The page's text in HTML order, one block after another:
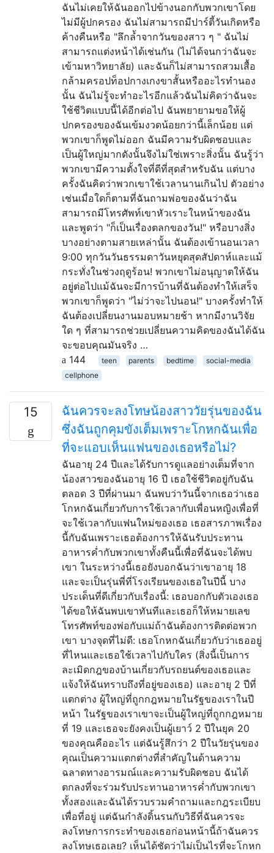
ฉันไม่เคยให้ฉันออกไปข้างนอกกับพวกเขาโดย
ไม่มีผู้ปกครอง ฉันไม่สามารถมีปาร์ตี้วันเกิดหรือ
ค้างคืนหรือ "ลึกล้ำจากวันของสาว ๆ " ฉันไม่
สามารถแต่งหน้าได้เช่นกัน (ไม่ได้จนกว่าฉันจะ
เข้ามหาวิทยาลัย) และฉันก็ไม่สามารถสวมเสื้อ
กล้ามครอปท็อปกางเกงขาสั้นหรืออะไรทำนอง
นั้น ฉันไม่รู้จะทำอะไรอีกแล้วฉันไม่คิดว่าฉันจะ
ใช้ชีวิตแบบนี้ได้อีกต่อไป ฉันพยายามขอให้ผู้
ปกครองของฉันเข้มงวดน้อยกว่านี้เล็กน้อย แต่
พวกเขาก็พูดไม่ออก ฉันมีความรับผิดชอบและ
เป็นผู้ใหญ่มากดังนั้นจึงไม่ใช่เพราะสิ่งนั้น ฉันรู้ว่า
พวกเขามีความตั้งใจที่ดีที่สุดสำหรับฉัน แต่บาง
ครั้งฉันคิดว่าพวกเขาใช้เวลานานเกินไป ตัวอย่าง
เช่นเมื่อใดก็ตามที่ฉันถามพ่อของฉันว่าฉัน
สามารถมีโทรศัพท์เขาหัวเราะในหน้าของฉัน
และพูดว่า "ก็เป็นเรื่องตลกของวัน!" หรือบางสิ่ง
บางอย่างตามสายเหล่านั้น ฉันต้องเข้านอนเวลา
9:00 ทุกวันวันธรรมดาวันหยุดสุดสัปดาห์และแม้
กระทั่งในช่วงฤดูร้อน! พวกเขาไม่อนุญาตให้ฉัน
อยู่ต่อไปแม้ฉันจะมีการบ้านที่ฉันต้องทำให้เสร็จ
พวกเขาก็พูดว่า "ไม่ว่าจะไปนอน!" บางครั้งทำให้
ฉันต้องเปลี่ยนงานมอบหมายช้า หากมีงานวิจัย
ใด ๆ ที่สามารถช่วยเปลี่ยนความคิดของฉันได้ฉัน
จะขอบคุณมันจริง …
144
teen parents bedtime
social-media
cellphone
15
ฉันควรจะลงโทษน้องสาววัยรุ่นของฉัน
ซึ่งฉันถูกคุมขังเต็มเพราะโกหกฉันเพื่อ
ที่จะแอบเห็นแฟนของเธอหรือไม่?
ฉันอายุ 24 ปีและได้รับการดูแลอย่างเต็มที่จาก
น้องสาวของฉันอายุ 16 ปี เธอใช้ชีวิตอยู่กับฉัน
ตลอด 3 ปีที่ผ่านมา ฉันพบว่าวันนี้จากเธอว่าเธอ
โกหกฉันเกี่ยวกับการใช้เวลากับเพื่อนหญิงเพื่อที่
จะใช้เวลากับแฟนใหม่ของเธอ เธอสารภาพเรื่อง
นี้กับฉันเพราะเธอต้องการให้ฉันรับประทาน
อาหารค่ำกับพวกเขาทั้งคืนนี้เพื่อที่ฉันจะได้พบ
เขา ในระหว่างนี้เธอยังบอกฉันว่าเขาอายุ 18
และจะเป็นรุ่นพี่ที่โรงเรียนของเธอในปีนี้ บาง
ประเด็นที่ดีเกี่ยวกับเรื่องนี้: เธอบอกกับตัวเองเธอ
ได้ขอให้ฉันพบเขาทันทีและเธอก็ให้หมายเลข
โทรศัพท์ของพ่อกับแม่ถ้าฉันต้องการติดต่อพวก
เขา บางจุดที่ไม่ดี: เธอโกหกฉันเกี่ยวกับว่าเธออยู่
ที่ไหนและเธอใช้เวลาไปกับใคร (สิ่งนี้เป็นการ
ละเมิดกฎของบ้านเกี่ยวกับรถยนต์ของเธอและ
แจ้งให้ฉันทราบถึงที่อยู่ของเธอ) และอายุ 2 ปีที่
แตกต่าง ผู้ใหญ่ที่ถูกกฎหมายในรัฐของเราในปี
หน้า ในรัฐของเราเขาจะเป็นผู้ใหญ่ที่ถูกกฎหมาย
ที่ 19 และเธอจะยังคงเป็นผู้เยาว์ 2 ปีในยุค 20
ของคุณคืออะไร แต่ฉันรู้สึกว่า 2 ปีในวัยรุ่นของ
คุณเป็นความแตกต่างที่สำคัญในด้านความ
ฉลาดทางอารมณ์และความรับผิดชอบ ฉันได้
ตกลงที่จะร่วมรับประทานอาหารค่ำกับพวกเขา
ทั้งสองและฉันได้รวบรวมคำถามและกฎระเบียบ
เพื่อที่อยู่ แต่ฉันกำลังดิ้นรนกับวิธีที่ฉันควรจะ
ลงโทษการกระทำของเธอก่อนหน้านี้ถ้าฉันควร
ลงโทษเธอเลย? เห็นได้ชัดว่าไม่เป็นไรที่จะโกหก